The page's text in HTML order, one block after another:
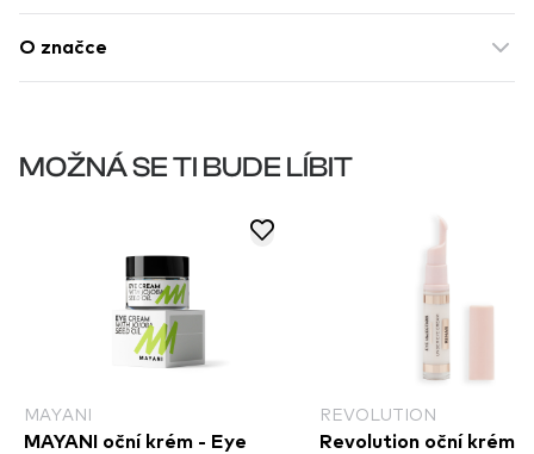
O značce
MOŽNÁ SE TI BUDE LÍBIT
MAYANI
MAYANI oční krém - Eye
REVOLUTION
Revolution oční krém -